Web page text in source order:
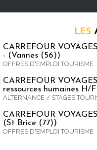
LES
CARREFOUR
- (Vannes (56))
OFFRES D'EMPLOI TOURISME
CARREFOUR
ressources humaines H/
ALTERNANCE / STAGES
CARREFOUR
(St Brice (77))
OFFRES D'EMPLOI TOURISME